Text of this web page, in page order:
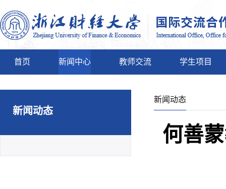
首页 新闻中心 教师交流 学生项目
新闻动态
新闻动态
何善